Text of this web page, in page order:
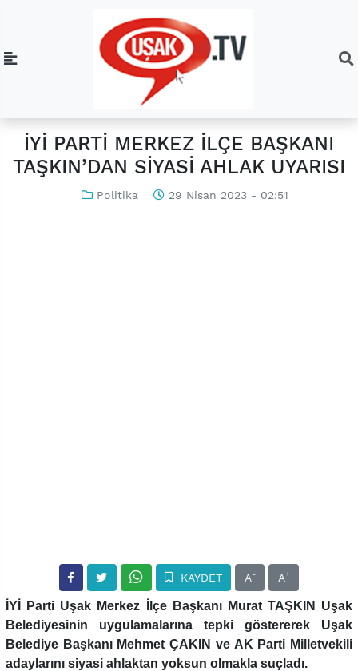
İYİ PARTİ MERKEZ İLÇE BAŞKANI
TAŞKIN’DAN SİYASİ AHLAK UYARISI
Politika 29 Nisan 2023 - 02:51
KAYDET A- A+
İYİ Parti Uşak Merkez İlçe Başkanı Murat TAŞKIN Uşak
Belediyesinin uygulamalarına tepki göstererek Uşak
Belediye Başkanı Mehmet ÇAKIN ve AK Parti Milletvekili
adaylarını siyasi ahlaktan yoksun olmakla suçladı.